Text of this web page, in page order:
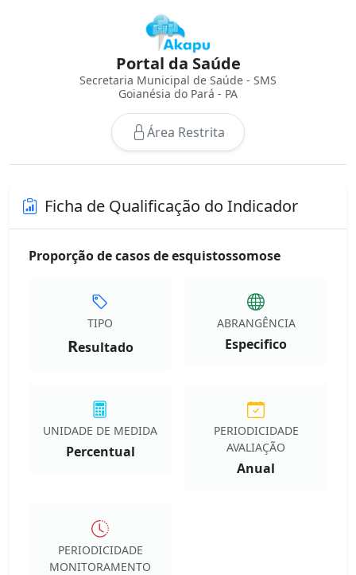
Portal da Saúde
Secretaria Municipal de Saúde - SMS
Goianésia do Pará - PA
Área Restrita
Ficha de Qualificação do Indicador
Proporção de casos de esquistossomose
TIPO
Resultado
ABRANGÊNCIA
Especifico
UNIDADE DE MEDIDA
Percentual
PERIODICIDADE
AVALIAÇÃO
Anual
PERIODICIDADE
MONITORAMENTO